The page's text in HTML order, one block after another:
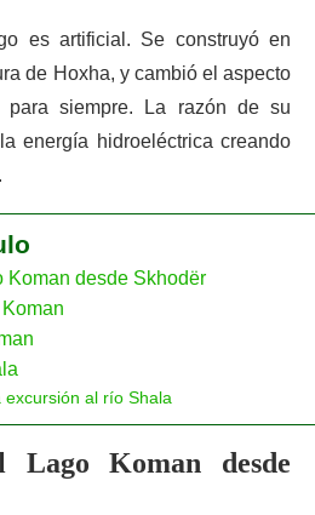
es artificial. Se construyó en
de Hoxha, y cambió el aspecto
siempre. La razón de su
energía hidroeléctrica creando
Koman desde Skhodër
al río Shala
Lago Koman desde